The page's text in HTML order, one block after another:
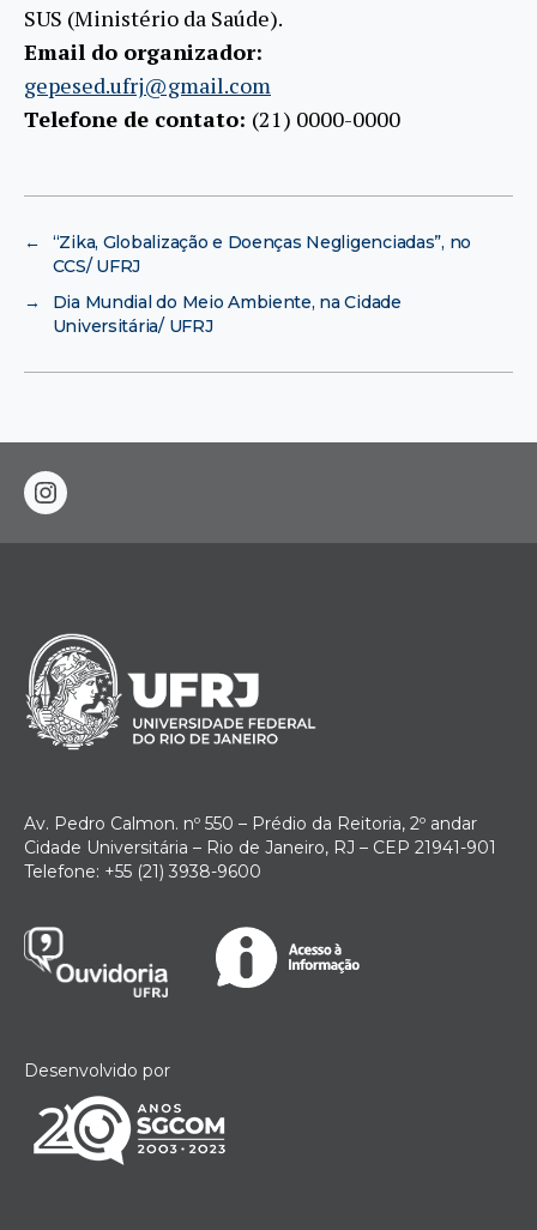
SUS (Ministério da Saúde).
Email do organizador:
gepesed.ufrj@gmail.com
Telefone de contato: (21) 0000-0000
←
“Zika, Globalização e Doenças Negligenciadas”, no
CCS/ UFRJ
→
Dia Mundial do Meio Ambiente, na Cidade
Universitária/ UFRJ
instagram
Av. Pedro Calmon. nº 550 – Prédio da Reitoria, 2º andar
Cidade Universitária – Rio de Janeiro, RJ – CEP 21941-901
Telefone: +55 (21) 3938-9600
Desenvolvido por